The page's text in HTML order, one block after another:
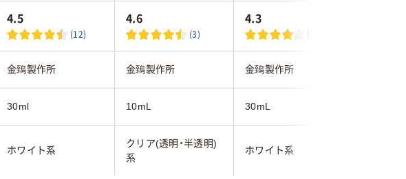
4.5
(12)
4.6
(3)
4.3
(3)
金鵄製作所 金鵄製作所 金鵄製作所
30ml 10mL 30mL
ホワイト系
クリア(透明・半透明)
系
ホワイト系